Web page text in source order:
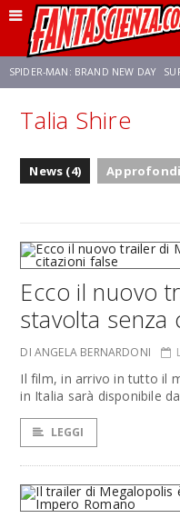
SPIDER-MAN: BRAND NEW DAY
FRANCO RICCIARDIELLO
Talia Shire
News (4)
Ecco il nuovo
stavolta senza
DI ANGELA BERNARDONI
Il film, in arrivo in tutto il
in Italia sarà disponibile
LEGGI